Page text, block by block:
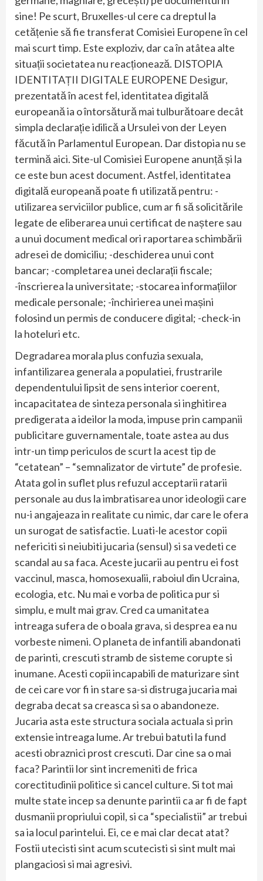
sine! Pe scurt, Bruxelles-ul cere ca dreptul la
cetățenie să fie transferat Comisiei Europene în cel
mai scurt timp. Este exploziv, dar ca în atâtea alte
situații societatea nu reacționează. DISTOPIA
IDENTITAȚII DIGITALE EUROPENE Desigur,
prezentată în acest fel, identitatea digitală
europeană ia o întorsătură mai tulburătoare decât
simpla declarație idilică a Ursulei von der Leyen
făcută în Parlamentul European. Dar distopia nu se
termină aici. Site-ul Comisiei Europene anunță și la
ce este bun acest document. Astfel, identitatea
digitală europeană poate fi utilizată pentru: -
utilizarea serviciilor publice, cum ar fi să solicitările
legate de eliberarea unui certificat de naștere sau
a unui document medical ori raportarea schimbării
adresei de domiciliu; -deschiderea unui cont
bancar; -completarea unei declarații fiscale;
-înscrierea la universitate; -stocarea informațiilor
medicale personale; -închirierea unei mașini
folosind un permis de conducere digital; -check-in
la hoteluri etc.
Degradarea morala plus confuzia sexuala,
infantilizarea generala a populatiei, frustrarile
dependentului lipsit de sens interior coerent,
incapacitatea de sinteza personala si inghitirea
predigerata a ideilor la moda, impuse prin campanii
publicitare guvernamentale, toate astea au dus
intr-un timp periculos de scurt la acest tip de
“cetatean” – “semnalizator de virtute” de profesie.
Atata gol in suflet plus refuzul acceptarii ratarii
personale au dus la imbratisarea unor ideologii care
nu-i angajeaza in realitate cu nimic, dar care le ofera
un surogat de satisfactie. Luati-le acestor copii
nefericiti si neiubiti jucaria (sensul) si sa vedeti ce
scandal au sa faca. Aceste jucarii au pentru ei fost
vaccinul, masca, homosexualii, raboiul din Ucraina,
ecologia, etc. Nu mai e vorba de politica pur si
simplu, e mult mai grav. Cred ca umanitatea
intreaga sufera de o boala grava, si desprea ea nu
vorbeste nimeni. O planeta de infantili abandonati
de parinti, crescuti stramb de sisteme corupte si
inumane. Acesti copii incapabili de maturizare sint
de cei care vor fi in stare sa-si distruga jucaria mai
degraba decat sa creasca si sa o abandoneze.
Jucaria asta este structura sociala actuala si prin
extensie intreaga lume. Ar trebui batuti la fund
acesti obraznici prost crescuti. Dar cine sa o mai
faca? Parintii lor sint incremeniti de frica
corectitudinii politice si cancel culture. Si tot mai
multe state incep sa denunte parintii ca ar fi de fapt
dusmanii propriului copil, si ca “specialistii” ar trebui
sa ia locul parintelui. Ei, ce e mai clar decat atat?
Fostii utecisti sint acum scutecisti si sint mult mai
plangaciosi si mai agresivi.